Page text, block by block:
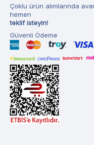
Çoklu ürün alımlarında
hemen
teklif isteyin!
Güvenli Ödeme